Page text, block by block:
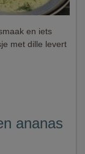
en iets
met dille levert
ananas